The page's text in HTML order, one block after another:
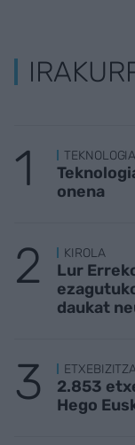
TEKNOLOGIA
onena
KIROLA
Lur
daukat
2.853
Hego